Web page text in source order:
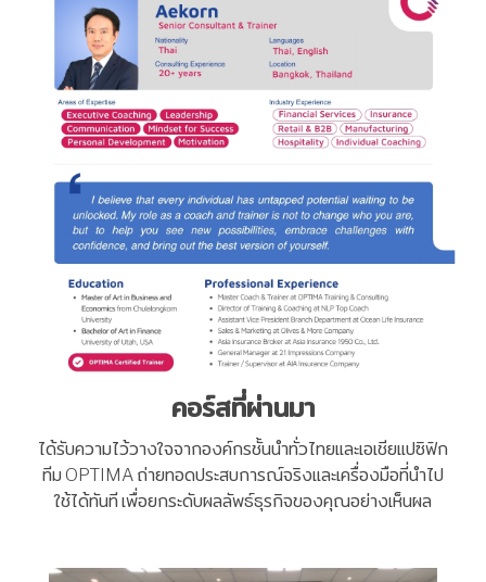
คอร์สที่ผ่านมา
ได้รับความไว้วางใจจากองค์กรชั้นนำทั่วไทยและเอเชียแปซิฟิก
ทีม OPTIMA ถ่ายทอดประสบการณ์จริงและเครื่องมือที่นำไป
ใช้ได้ทันที เพื่อยกระดับผลลัพธ์ธุรกิจของคุณอย่างเห็นผล